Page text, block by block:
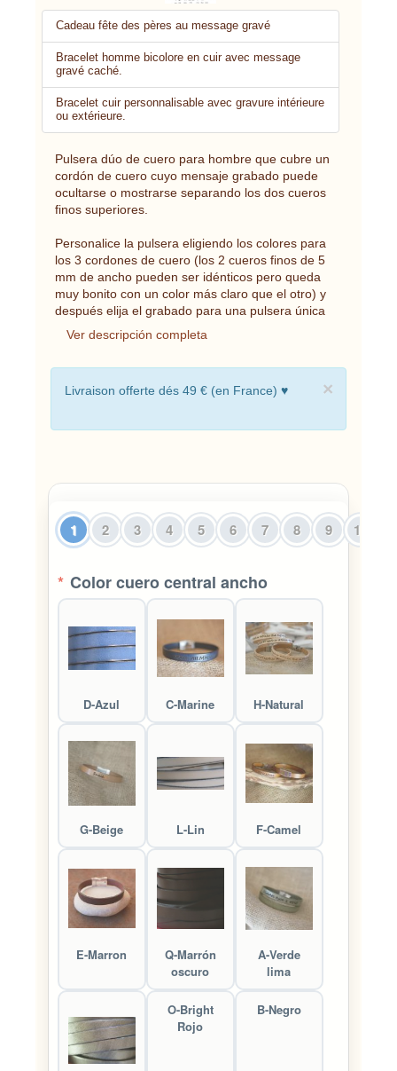
Cadeau fête des pères au message gravé
Bracelet homme bicolore en cuir avec message
gravé caché.
Bracelet cuir personnalisable avec gravure intérieure
ou extérieure.
Pulsera dúo de cuero para hombre que cubre un
cordón de cuero cuyo mensaje grabado puede
ocultarse o mostrarse separando los dos cueros
finos superiores.
Personalice la pulsera eligiendo los colores para
los 3 cordones de cuero (los 2 cueros finos de 5
mm de ancho pueden ser idénticos pero queda
muy bonito con un color más claro que el otro) y
después elija el grabado para una pulsera única
Ver descripción completa
×
Livraison offerte dés 49 € (en France) ♥
1 2 3 4 5 6 7 8 9 10
* Color cuero central ancho
D-Azul C-Marine H-Natural
G-Beige L-Lin F-Camel
E-Marron
Q-Marrón
oscuro
A-Verde
lima
O-Bright
Rojo
B-Negro